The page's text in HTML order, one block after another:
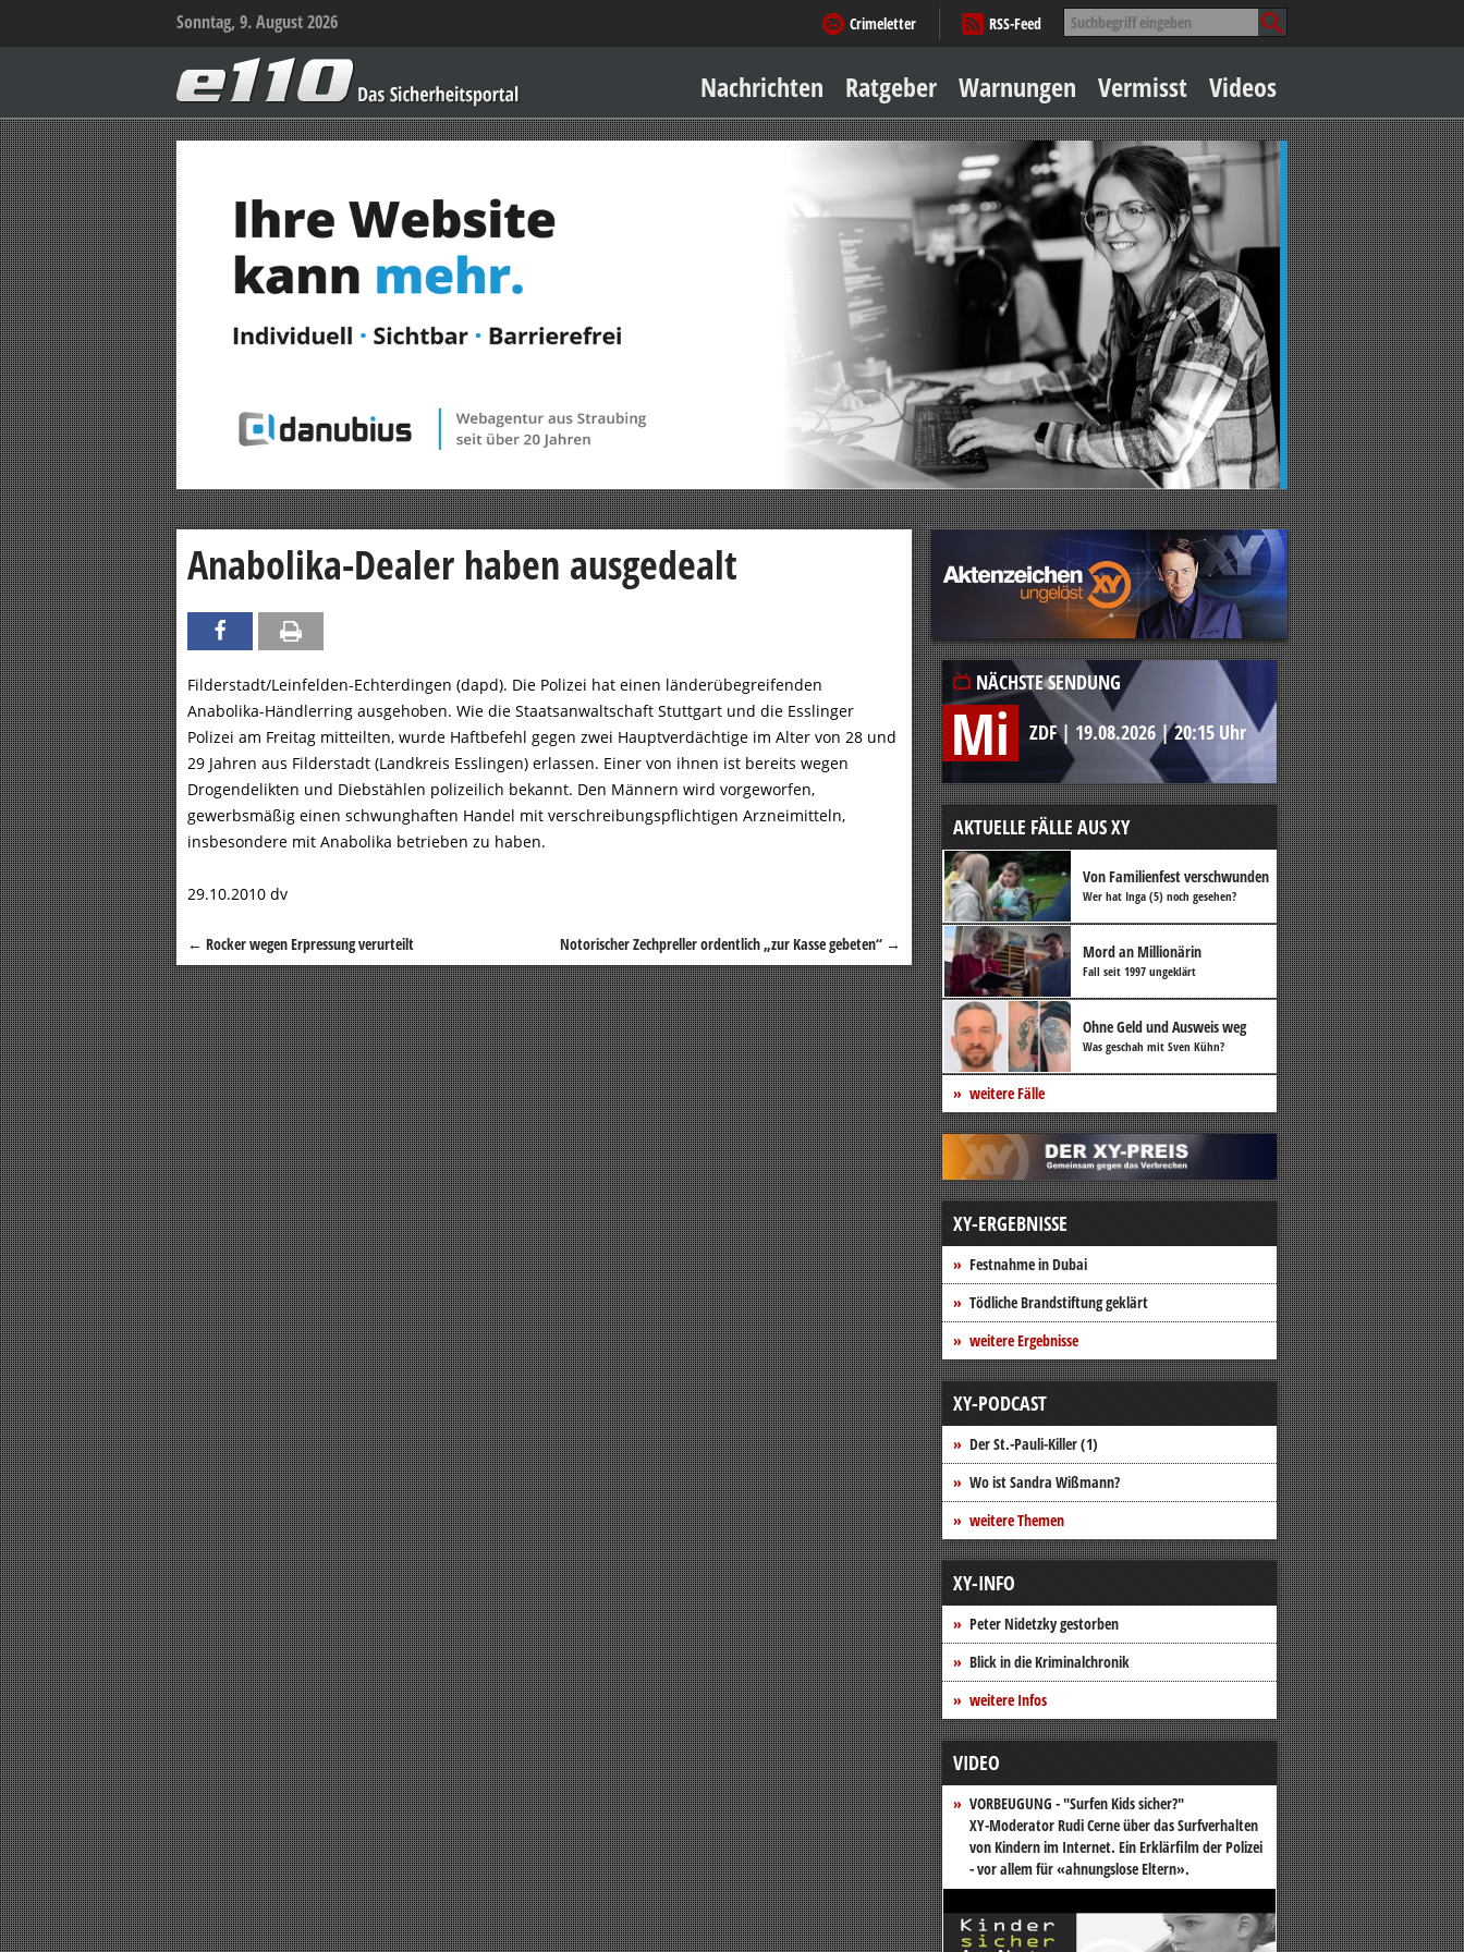
Sonntag, 9. August 2026 Suche
nach:
Crimeletter
RSS-Feed
–
Das
Sicherheitsportal
Inhalt
springen
Nachrichten Ratgeber
Sicher zu Hause
Geld & Einkauf
Amore & mehr
Mobiles Leben
Arbeitsleben
Warnungen Vermisst Videos
Anabolika-Dealer haben ausgedealt
Filderstadt/Leinfelden-Echterdingen (dapd). Die Polizei hat einen länderübegreifenden
Anabolika-Händlerring ausgehoben. Wie die Staatsanwaltschaft Stuttgart und die Esslinger
Polizei am Freitag mitteilten, wurde Haftbefehl gegen zwei Hauptverdächtige im Alter von 28 und
29 Jahren aus Filderstadt (Landkreis Esslingen) erlassen. Einer von ihnen ist bereits wegen
Drogendelikten und Diebstählen polizeilich bekannt. Den Männern wird vorgeworfen,
gewerbsmäßig einen schwunghaften Handel mit verschreibungspflichtigen Arzneimitteln,
insbesondere mit Anabolika betrieben zu haben.
29.10.2010 dv
Beitragsnavigation
← Rocker wegen Erpressung verurteilt Notorischer Zechpreller ordentlich „zur Kasse gebeten“ →
NÄCHSTE SENDUNG
Mi ZDF| 19.08.2026 |20:15 Uhr
AKTUELLE FÄLLE AUS XY
Von Familienfest verschwunden
Wer hat Inga (5) noch gesehen?
Mord an Millionärin
Fall seit 1997 ungeklärt
Ohne Geld und Ausweis weg
Was geschah mit Sven Kühn?
weitere Fälle
XY-ERGEBNISSE
Festnahme in Dubai
Tödliche Brandstiftung geklärt
weitere Ergebnisse
XY-PODCAST
Der St.-Pauli-Killer (1)
Wo ist Sandra Wißmann?
weitere Themen
XY-INFO
Peter Nidetzky gestorben
Blick in die Kriminalchronik
weitere Infos
VIDEO
VORBEUGUNG - "Surfen Kids sicher?"
XY-Moderator Rudi Cerne über das Surfverhalten
von Kindern im Internet. Ein Erklärfilm der Polizei
- vor allem für «ahnungslose Eltern».
Video-
Player